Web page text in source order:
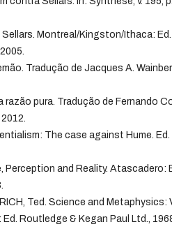
Sellars. Montreal/Kingston/Ithaca:
Tradução de Jacques A.
razão pura. Tradução de Fernando
The case against Hume.
Perception and Reality. Atascadero:
Ted. Science and Metaphysics:
Routledge & Kegan Paul Ltd.,